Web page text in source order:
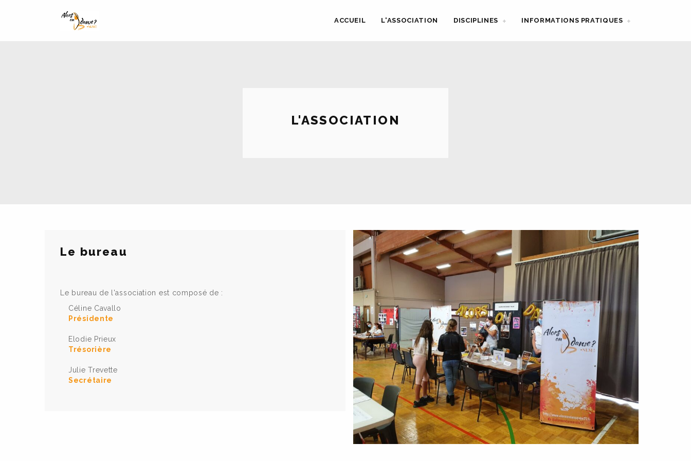
ACCUEIL L'ASSOCIATION DISCIPLINES INFORMATIONS PRATIQUES
L'ASSOCIATION
Le bureau
Le bureau de l'association est composé de :
Céline Cavallo
Présidente
Elodie Prieux
Trésorière
Julie Trevette
Secrétaire